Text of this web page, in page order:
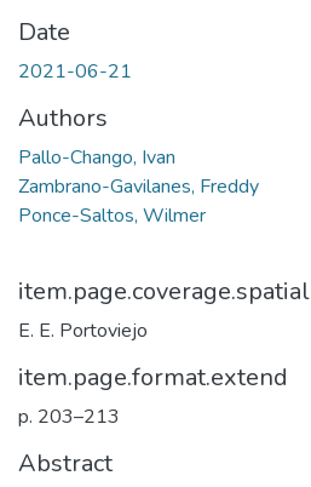
Date
2021-06-21
Authors
Pallo-Chango, Ivan
Zambrano-Gavilanes, Freddy
Ponce-Saltos, Wilmer
item.page.coverage.spatial
E. E. Portoviejo
item.page.format.extend
p. 203–213
Abstract